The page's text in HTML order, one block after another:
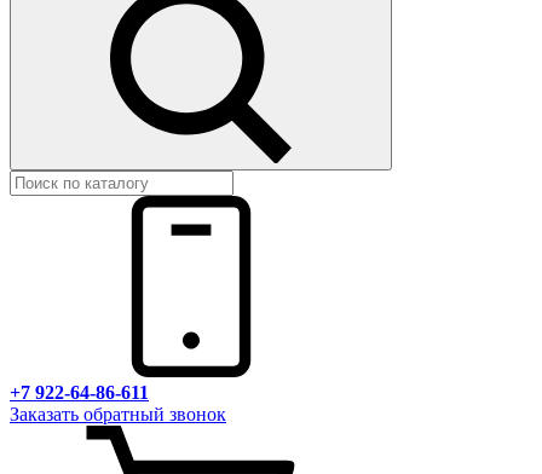
+7 922-64-86-611
Заказать обратный звонок